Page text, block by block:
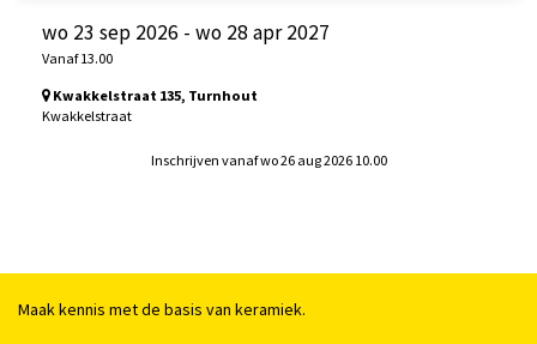
wo 23 sep 2026 - wo 28 apr 2027
Vanaf 13.00
Kwakkelstraat 135, Turnhout
Kwakkelstraat
Inschrijven vanaf wo 26 aug 2026 10.00
Maak kennis met de basis van keramiek.